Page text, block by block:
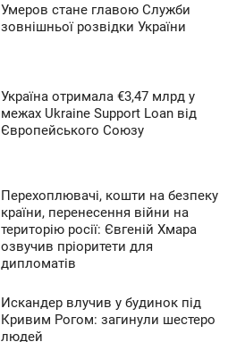
Умеров стане главою Служби
зовнішньої розвідки України
Україна отримала €3,47 млрд у
межах Ukraine Support Loan від
Європейського Союзу
Перехоплювачі, кошти на безпеку
країни, перенесення війни на
територію росії: Євгеній Хмара
озвучив пріоритети для
дипломатів
Искандер влучив у будинок під
Кривим Рогом: загинули шестеро
людей